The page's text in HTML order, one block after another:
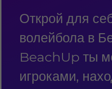
Открой для
волейбола в
BeachUp ты
игроками,